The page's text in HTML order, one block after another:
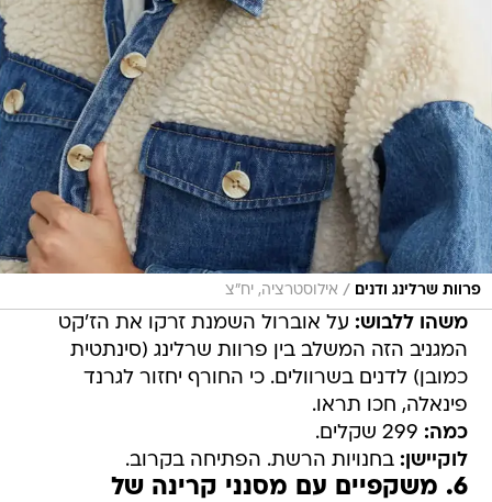
פרוות שרלינג ודנים / אילוסטרציה, יח"צ
משהו ללבוש: על אוברול השמנת זרקו את הז'קט
המגניב הזה המשלב בין פרוות שרלינג (סינתטית
כמובן) לדנים בשרוולים. כי החורף יחזור לגרנד
פינאלה, חכו תראו.
כמה:
לוקיישן: בחנויות הרשת. הפתיחה בקרוב.
6. משקפיים עם מסנני קרינה של